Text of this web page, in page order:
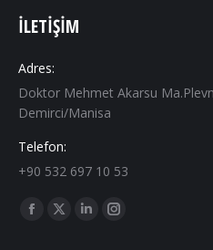
İLETIŞIM
Adres:
Doktor Mehmet Akarsu
Demirci/Manisa
Telefon:
+90 532 697 10 53
Find us on:
Facebook
X
LinkedinInstagram